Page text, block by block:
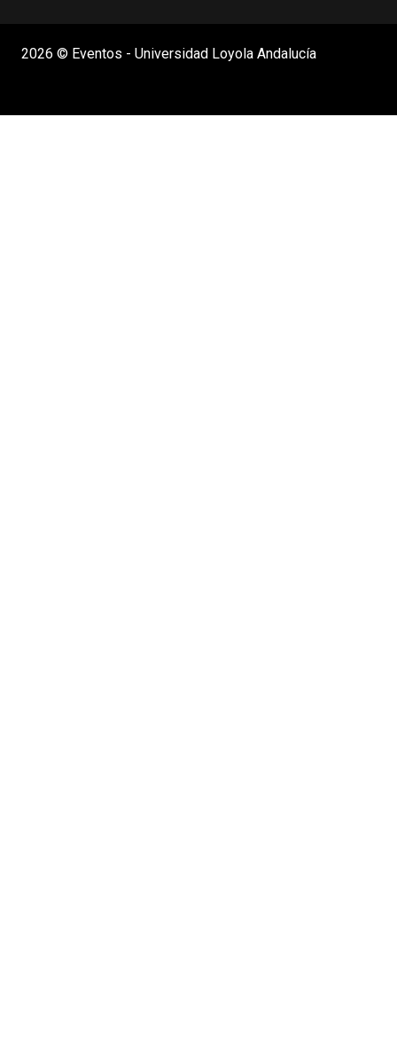
2026 © Eventos - Universidad Loyola Andalucía